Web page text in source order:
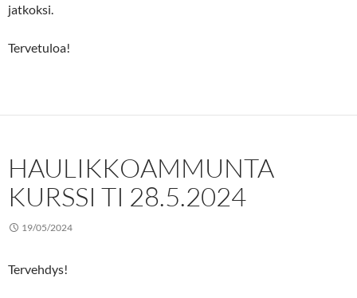
jatkoksi.
Tervetuloa!
HAULIKKOAMMUNTA
KURSSI TI 28.5.2024
19/05/2024
Tervehdys!